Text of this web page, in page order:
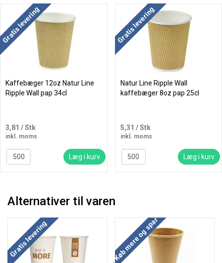
mere og spar
Gratis levering
Kaffebæger 12oz Natur Line
Ripple Wall pap 34cl
3,81 / Stk
inkl. moms
Læg i kurv
Køb mere og spar
Gratis levering
Natur Line Ripple Wall
kaffebæger 8oz pap 25cl
5,31 / Stk
inkl. moms
Læg i kurv
Alternativer til varen
Køb mere og spar
Gratis levering Køb mere og spar